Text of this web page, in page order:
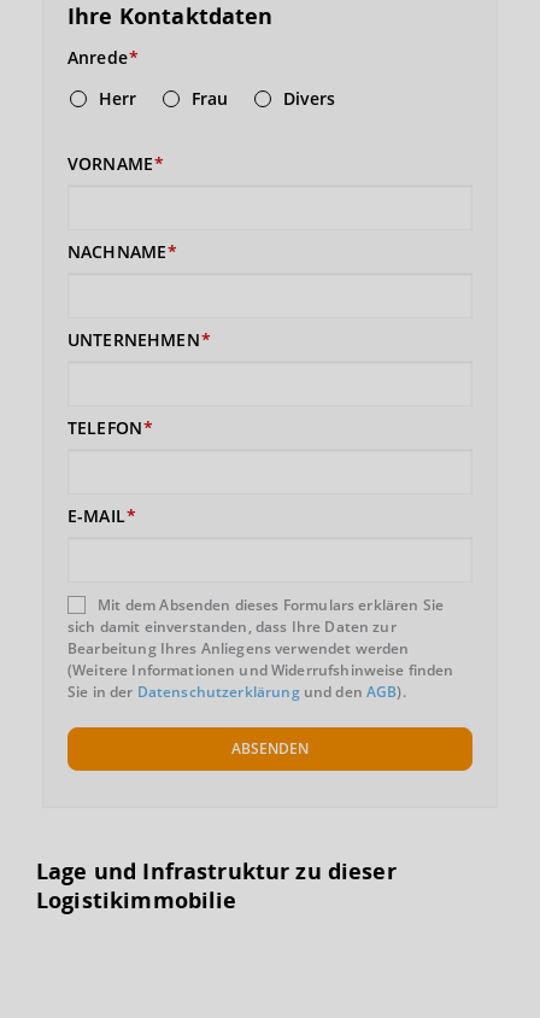
Ihre Kontaktdaten
Anrede
Herr
Frau Divers
VORNAME
NACHNAME
UNTERNEHMEN
TELEFON
E-MAIL
Mit dem Absenden dieses Formulars erklären Sie
sich damit einverstanden, dass Ihre Daten zur
Bearbeitung Ihres Anliegens verwendet werden
(Weitere Informationen und Widerrufshinweise finden
Sie in der Datenschutzerklärungund denAGB).
ABSENDEN
Lage und Infrastruktur zu dieser
Logistikimmobilie